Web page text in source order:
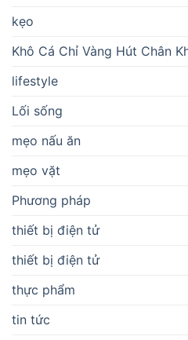
kẹo
Khô Cá Chỉ Vàng Hút Chân
lifestyle
Lối sống
mẹo nấu ăn
mẹo vặt
Phương pháp
thiết bị điện tử
thiết bị điện tử
thực phẩm
tin tức